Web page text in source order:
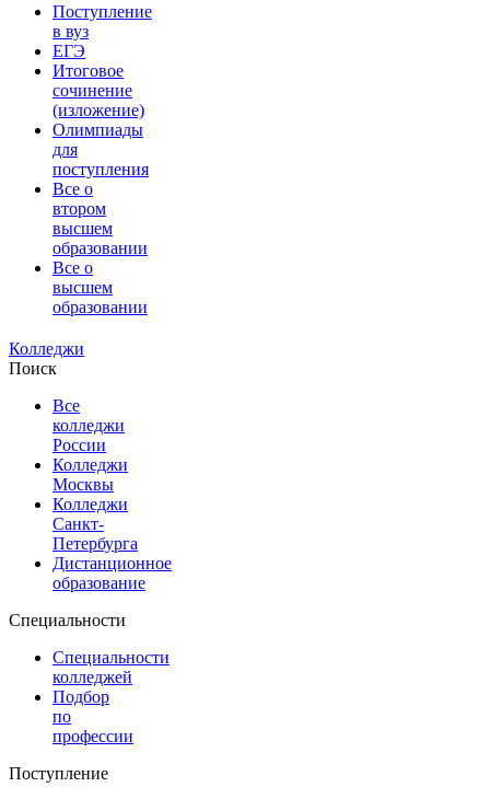
Поступление
в вуз
ЕГЭ
Итоговое
сочинение
(изложение)
Олимпиады
для
поступления
Все о
втором
высшем
образовании
Все о
высшем
образовании
Колледжи
Поиск
Все
колледжи
России
Колледжи
Москвы
Колледжи
Санкт-
Петербурга
Дистанционное
образование
Специальности
Специальности
колледжей
Подбор
по
профессии
Поступление